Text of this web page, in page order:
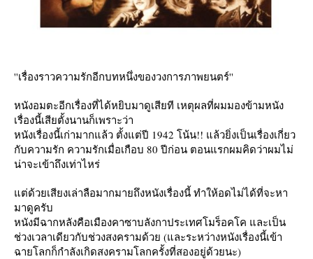
''เรื่องราวความรักอีกบทหนึ่งของวงการภาพยนตร์''
หนังอมตะอีกเรื่องที่ได้หยิบมาดูเสียที เหตุผลที่ผมมองข้ามหนัง
เรื่องนี้เสียตั้งนานก็เพราะว่า
หนังเรื่องนี้เก่ามากแล้ว ตั้งแต่ปี 1942 โน้น!! แล้วยิ่งเป็นเรื่องเกี่ยว
กับความรัก ความรักเมื่อเกือบ 80 ปีก่อน ตอนแรกผมคิดว่าผมไม่
น่าจะเข้าถึงเท่าไหร่
ต่ด้วยเสียงเล่าลือมากมายถึงหนังเรื่องนี้ ทำให้อดไม่ได้ที่จะหา
มาดูครับ
หนังมีฉากหลังคือเมืองคาซาบลังกาประเทศโมร็อคโค และเป็น
ช่วงเวลาเดียวกับช่วงสงครามด้วย (และระหว่างหนังเรื่องนี้เข้า
ฉายโลกก็กำลังเกิดสงครามโลกครั้งที่สองอยู่ด้วยนะ)